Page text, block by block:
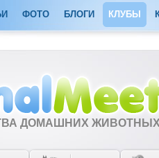
ФОТО БЛОГИ КЛУБЫ
ДОМАШНИХ